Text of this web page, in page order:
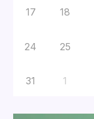
17 18
24 25
31 1